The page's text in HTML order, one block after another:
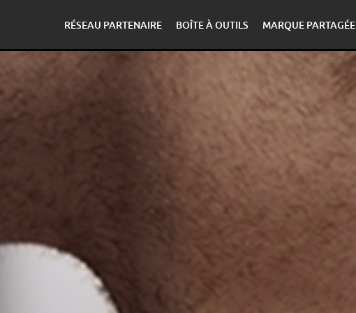
RÉSEAU PARTENAIRE BOÎTE À OUTILS MARQUE PARTAGÉE